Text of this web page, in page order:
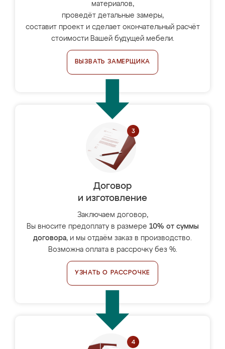
материалов,
проведёт детальные замеры,
составит проект и сделает окончательный расчёт
стоимости Вашей будущей мебели.
ВЫЗВАТЬ ЗАМЕРЩИКА
Договор
и изготовление
Заключаем договор,
Вы вносите предоплату в размере 10% от суммы
договора, и мы отдаём заказ в производство.
Возможна оплата в рассрочку без %.
УЗНАТЬ О РАССРОЧКЕ